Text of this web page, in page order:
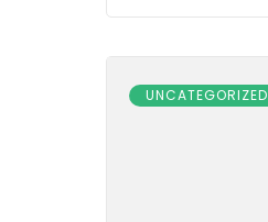
UNCATEGORIZED